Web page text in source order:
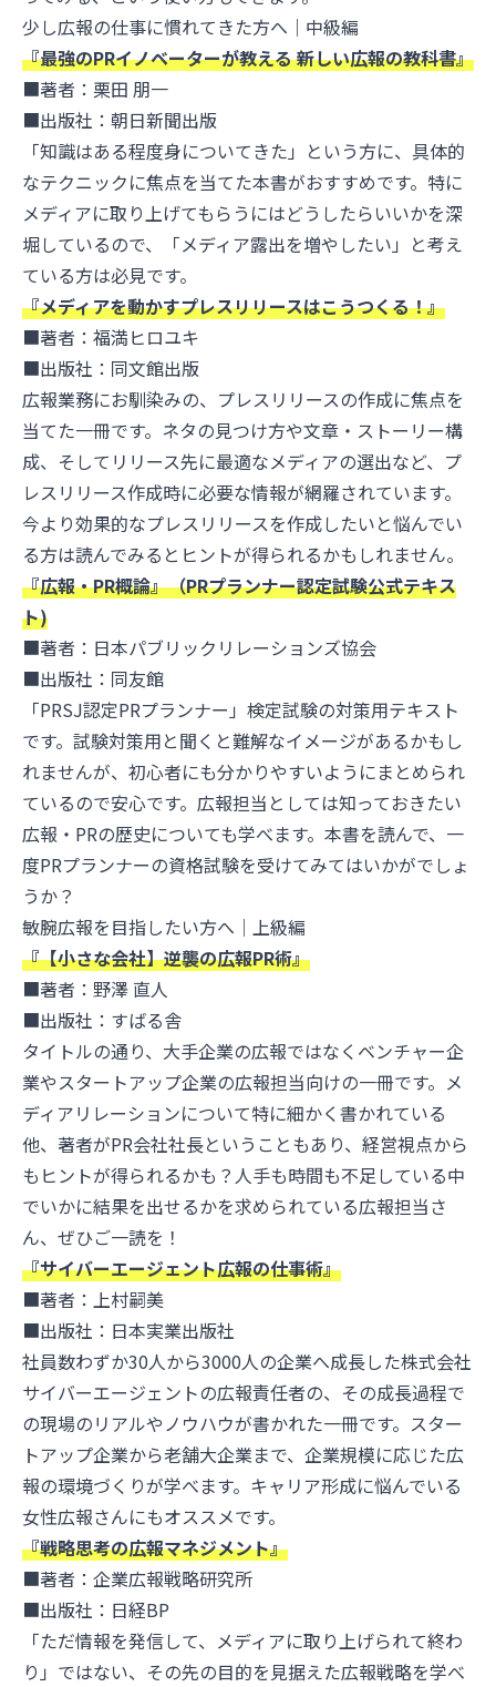
少し広報の仕事に慣れてきた方へ｜中級編
『最強のPRイノベーターが教える 新しい広報の教科書』
■著者：栗田 朋一
■出版社：朝日新聞出版
「知識はある程度身についてきた」という方に、具体的
なテクニックに焦点を当てた本書がおすすめです。特に
メディアに取り上げてもらうにはどうしたらいいかを深
堀しているので、「メディア露出を増やしたい」と考え
ている方は必見です。
『メディアを動かすプレスリリースはこうつくる！』
■著者：福満ヒロユキ
■出版社：同文館出版
広報業務にお馴染みの、プレスリリースの作成に焦点を
当てた一冊です。ネタの見つけ方や文章・ストーリー構
成、そしてリリース先に最適なメディアの選出など、プ
レスリリース作成時に必要な情報が網羅されています。
今より効果的なプレスリリースを作成したいと悩んでい
る方は読んでみるとヒントが得られるかもしれません。
『広報・PR概論』（PRプランナー認定試験公式テキス
ト)
■著者：日本パブリックリレーションズ協会
■出版社：同友館
「PRSJ認定PRプランナー」検定試験の対策用テキスト
です。試験対策用と聞くと難解なイメージがあるかもし
れませんが、初心者にも分かりやすいようにまとめられ
ているので安心です。広報担当としては知っておきたい
広報・PRの歴史についても学べます。本書を読んで、一
度PRプランナーの資格試験を受けてみてはいかがでしょ
うか？
敏腕広報を目指したい方へ｜上級編
『【小さな会社】逆襲の広報PR術』
■著者：野澤 直人
■出版社：すばる舎
タイトルの通り、大手企業の広報ではなくベンチャー企
業やスタートアップ企業の広報担当向けの一冊です。メ
ディアリレーションについて特に細かく書かれている
他、著者がPR会社社長ということもあり、経営視点から
もヒントが得られるかも？人手も時間も不足している中
でいかに結果を出せるかを求められている広報担当さ
ん、ぜひご一読を！
『サイバーエージェント広報の仕事術』
■著者：上村嗣美
■出版社：日本実業出版社
社員数わずか30人から3000人の企業へ成長した株式会社
サイバーエージェントの広報責任者の、その成長過程で
の現場のリアルやノウハウが書かれた一冊です。スター
トアップ企業から老舗大企業まで、企業規模に応じた広
報の環境づくりが学べます。キャリア形成に悩んでいる
女性広報さんにもオススメです。
『戦略思考の広報マネジメント』
■著者：企業広報戦略研究所
■出版社：日経BP
「ただ情報を発信して、メディアに取り上げられて終わ
り」ではない、その先の目的を見据えた広報戦略を学べ